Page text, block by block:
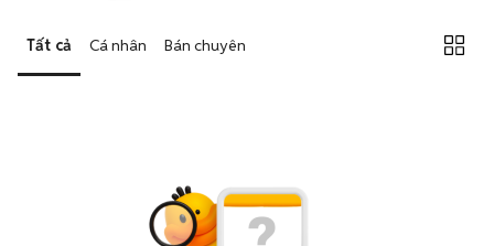
Tất cả Cá nhân Bán chuyên